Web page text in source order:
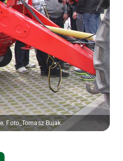
Foto_Tomasz Bujak